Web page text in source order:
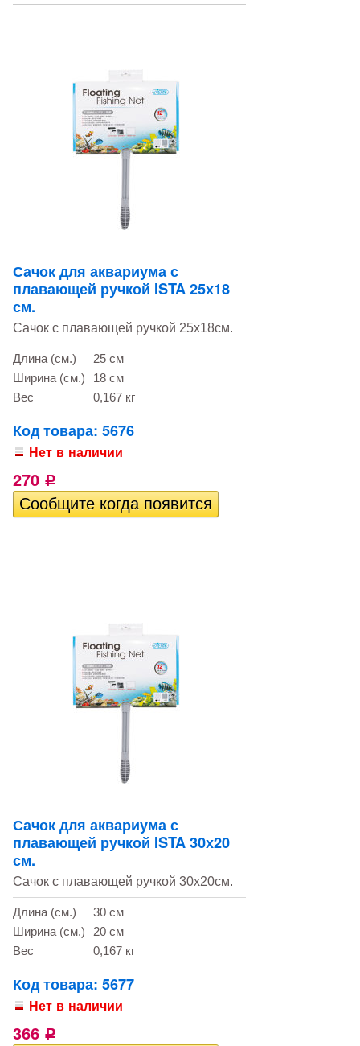
Сачок для аквариума с
плавающей ручкой ISTA 25х18
см.
Сачок с плавающей ручкой 25х18см.
Длина (см.)
25 см
Ширина (см.)
18 см
Вес
0,167 кг
Код товара: 5676
Нет в наличии
270 Р
Сачок для аквариума с
плавающей ручкой ISTA 30х20
см.
Сачок с плавающей ручкой 30х20см.
Длина (см.)
30 см
Ширина (см.)
20 см
Вес
0,167 кг
Код товара: 5677
Нет в наличии
366 Р